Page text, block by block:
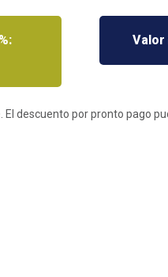
Valor
descuento por pronto pago